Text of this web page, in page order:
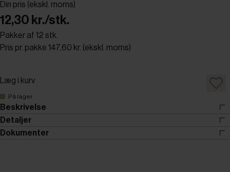
Din pris (ekskl. moms)
12,30 kr./stk.
Pakker af 12 stk.
Pris pr. pakke 147,60 kr. (ekskl. moms)
Læg i kurv
På lager
Beskrivelse
Detaljer
Dokumenter